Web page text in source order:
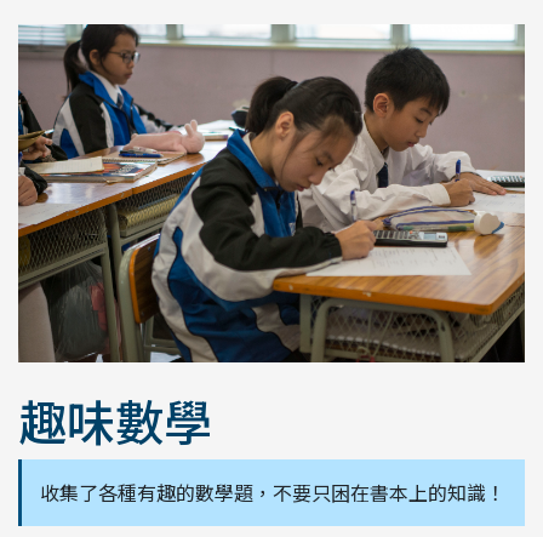
趣味數學
收集了各種有趣的數學題，不要只困在書本上的知識！